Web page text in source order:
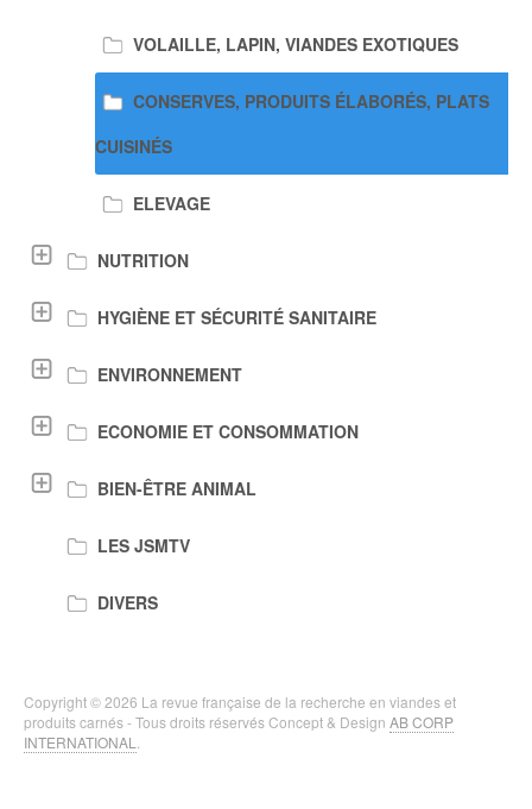
VOLAILLE, LAPIN, VIANDES EXOTIQUES
CONSERVES, PRODUITS ÉLABORÉS, PLATS
CUISINÉS
ELEVAGE
NUTRITION
HYGIÈNE ET SÉCURITÉ SANITAIRE
ENVIRONNEMENT
ECONOMIE ET CONSOMMATION
BIEN-ÊTRE ANIMAL
LES JSMTV
DIVERS
Copyright © 2026 La revue française de la recherche en viandes et
produits carnés - Tous droits réservés Concept & Design AB CORP
INTERNATIONAL